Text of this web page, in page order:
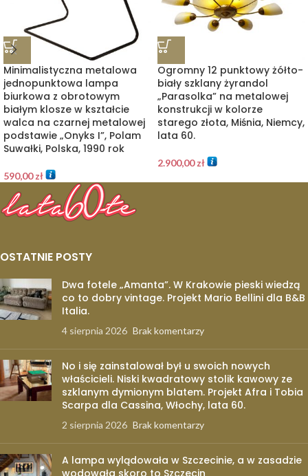
Minimalistyczna metalowa
jednopunktowa lampa
biurkowa z obrotowym
białym klosze w kształcie
walca na czarnej metalowej
podstawie „Onyks I”, Polam
Suwałki, Polska, 1990 rok
590,00zł
Ogromny 12 punktowy żółto-
biały szklany żyrandol
„Parasolka” na metalowej
konstrukcji w kolorze
starego złota, Miśnia, Niemcy,
lata 60.
2.900,00zł
OSTATNIE POSTY
Dwa fotele „Amanta”. W Krakowie pieski wiedzą
co to dobry vintage. Projekt Mario Bellini dla B&B
Italia.
4 sierpnia 2026 Brak komentarzy
No i się zainstalował był u swoich nowych
właścicieli. Niski kwadratowy stolik kawowy ze
szklanym dymionym blatem. Projekt Afra i Tobia
Scarpa dla Cassina, Włochy, lata 60.
2 sierpnia 2026 Brak komentarzy
A lampa wylądowała w Szczecinie, a w zasadzie
wodowała skoro to Szczecin